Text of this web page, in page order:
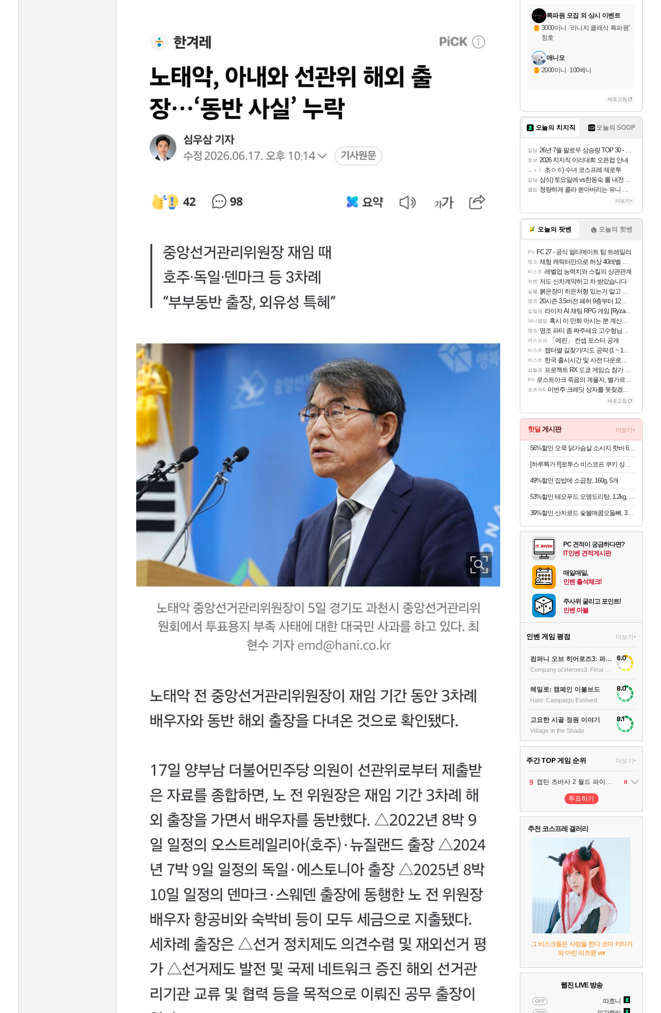
당첨되셨습니다.
당첨되셨습니다.
당첨되셨습니다.
에디션 (스팀코드)를 교환.
당첨되셨습니다.
당첨되셨습니다.
당첨되셨습니다.
당첨되셨습니다.
특파원 모집 외 상시 이벤트
3000이니 ·'리니지 클래식 특파원'
칭호
애니모
2000이니 · 100베니
새로고침
오늘의 치지직 오늘의 SOOP
잡담 26년 7월 팔로우 상승량 TOP 30 - 월간 치지직
정보 2026 치지직 이리대회 오픈컵 안내
ㅗㅜㅑ 초ㅇㅎ) 수녀 코스프레 제로투
잡담 삼식) 토요일에 vs한동숙 롤 내전 예정
클립 청량하게 콜라 쏟아버리는 유니 ㅋㅋㅋ
더보기+
오늘의 팟벤 오늘의 핫벤
PV FC 27 - 공식 얼티메이트 팀 트레일러
명조 체험 캐릭터만으로 허상 40레벨 하이와티아 5분 컷!｜에이메스·린네·모니에 명함
비스트 레벨업 능력치와 스킬의 상관관계
차벤 저도 신차계약하고 차 받았습니다
실팰 붉은장미 히든처형 있는거 알고 있었음?
명조 20시즌 3.5버전 폐허 9층부터 12층까지 클리어 조합 | 죽음의 노래와 바닷속 폐허 |
섭컬겜 라이자 AI 채팅 RPG 게임 [RyzaChat: AI] 공개
애니클립 혹시 이 만화 아시는 분 계신가요
명조 명조 파티 좀 짜주세요 고수형님들…
아스오라 「에린」 컨셉 포스터 공개
비스트 챕터별 길찾기/지도 공략 (1 ~ 12장)
비스트 한국 출시시간 및 사전 다운로드 진행 - 비스트 오브 리인카네이션
섭컬겜 프로젝트 RX 도쿄 게임쇼 참가 결정
PV 로스트아크 죽음의 계율자, 벨가르딘 티저
포르자6 이번주 크레딧 상자를 못찾겠어요
새로고침
핫딜 게시판 더보기+
56%할인 오쿡 닭가슴살 소시지 핫바 6종, 70g, 12개
[하루특가 !!]로투스 비스코프 쿠키 싱글팩 50P, 312.5g, 6개
49%할인 집밥에 소곱창, 160g, 5개
53%할인 테오푸드 오뎅도리탕, 1.2kg, 1개
39%할인 산지로드 숯불매콤오돌뼈, 300g, 4팩
PC 견적이 궁금하다면?
IT인벤 견적게시판
매일매일,
인벤 출석체크!
주사위 굴리고 포인트!
인벤 마블
인벤 게임 평점 더보기+
컴퍼니 오브 히어로즈3: 파이널 스탠드 6.0
헤일로: 캠페인 이볼브드
Halo: Campaign Evolved
8.0
고요한 시골 정원 이야기
Village in the Shade
8.1
주간 TOP 게임 순위 더보기+
1 팰월드
2 어쌔신 크리드: 블랙 플래그 리싱크드 1
3 프로야구스피리츠2026 2
4 드래곤소드 : 어웨이크닝 2
5 블라인드 삼국 1
6 그랑블루 판타지 리링크 - 엔드리스 라그나로크 1
7 리듬 천국 미라클 스타즈 2
8 헤일로: 캠페인 이볼브드 2
9 캡틴 츠바사 2 월드 파이터즈
10 레고 배트맨: 레거시 오브 더 다크 나이트
투표하기
추천 코스프레 갤러리
그 비스크돌은 사랑을 한다 코마 키타가
와 마린 리즈큥 ver
웹진 LIVE 방송
OFF 따효니